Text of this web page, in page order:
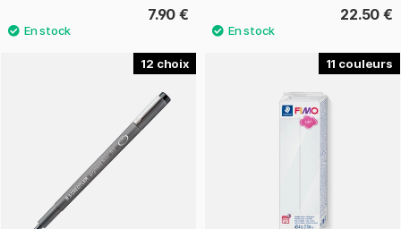
7.90 € 22.50 €
12 11